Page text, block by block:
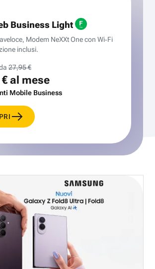
Business Light
Modem NeXXt One con Wi‑Fi
inclusi.
27,95 €
al mese
Mobile Business